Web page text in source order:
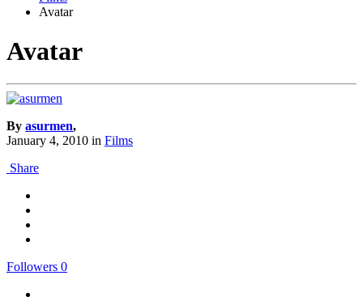
Avatar
Avatar
By asurmen,
January 4, 2010 in Films
Share
Followers 0